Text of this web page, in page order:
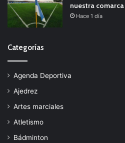
nuestra comarca
Hace 1 día
Categorías
Agenda Deportiva
Ajedrez
Artes marciales
Atletismo
Bádminton